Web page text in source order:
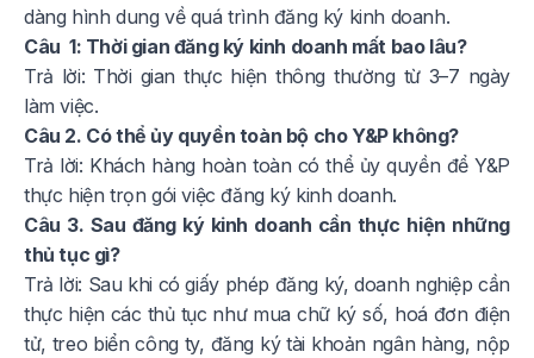
dàng hình dung về quá trình đăng ký kinh doanh.
Câu 1: Thời gian đăng ký kinh doanh mất bao lâu?
Trả lời: Thời gian thực hiện thông thường từ 3–7 ngày
làm việc.
Câu 2. Có thể ủy quyền toàn bộ cho Y&P không?
Trả lời: Khách hàng hoàn toàn có thể ủy quyền để Y&P
thực hiện trọn gói việc đăng ký kinh doanh.
Câu 3. Sau đăng ký kinh doanh cần thực hiện những
thủ tục gì?
Trả lời: Sau khi có giấy phép đăng ký, doanh nghiệp cần
thực hiện các thủ tục như mua chữ ký số, hoá đơn điện
tử, treo biển công ty, đăng ký tài khoản ngân hàng, nộp